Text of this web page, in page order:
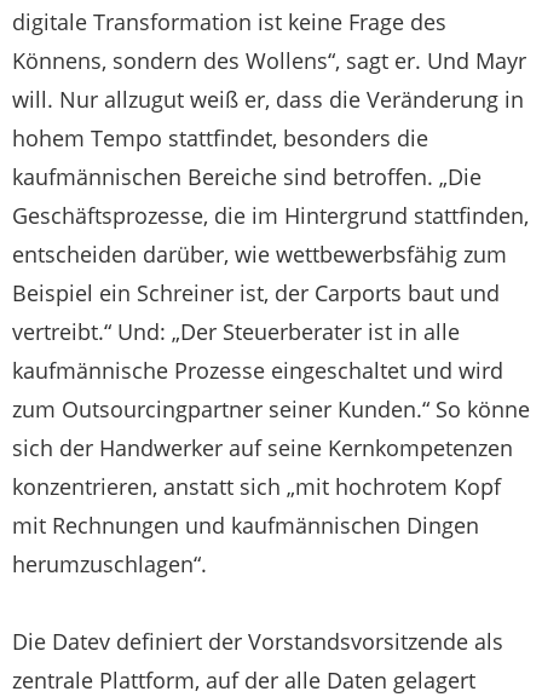
digitale Transformation ist keine Frage des
Könnens, sondern des Wollens“, sagt er. Und Mayr
will. Nur allzugut weiß er, dass die Veränderung in
hohem Tempo stattfindet, besonders die
kaufmännischen Bereiche sind betroffen. „Die
Geschäftsprozesse, die im Hintergrund stattfinden,
entscheiden darüber, wie wettbewerbsfähig zum
Beispiel ein Schreiner ist, der Carports baut und
vertreibt.“ Und: „Der Steuerberater ist in alle
kaufmännische Prozesse eingeschaltet und wird
zum Outsourcingpartner seiner Kunden.“ So könne
sich der Handwerker auf seine Kernkompetenzen
konzentrieren, anstatt sich „mit hochrotem Kopf
mit Rechnungen und kaufmännischen Dingen
herumzuschlagen“.
Die Datev definiert der Vorstandsvorsitzende als
zentrale Plattform, auf der alle Daten gelagert